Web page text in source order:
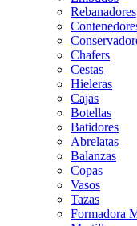
Rebanadores
Chafers
Cestas
Hieleras
Cajas
Botellas
Batidores
Abrelatas
Balanzas
Copas
Vasos
Tazas
Formadora